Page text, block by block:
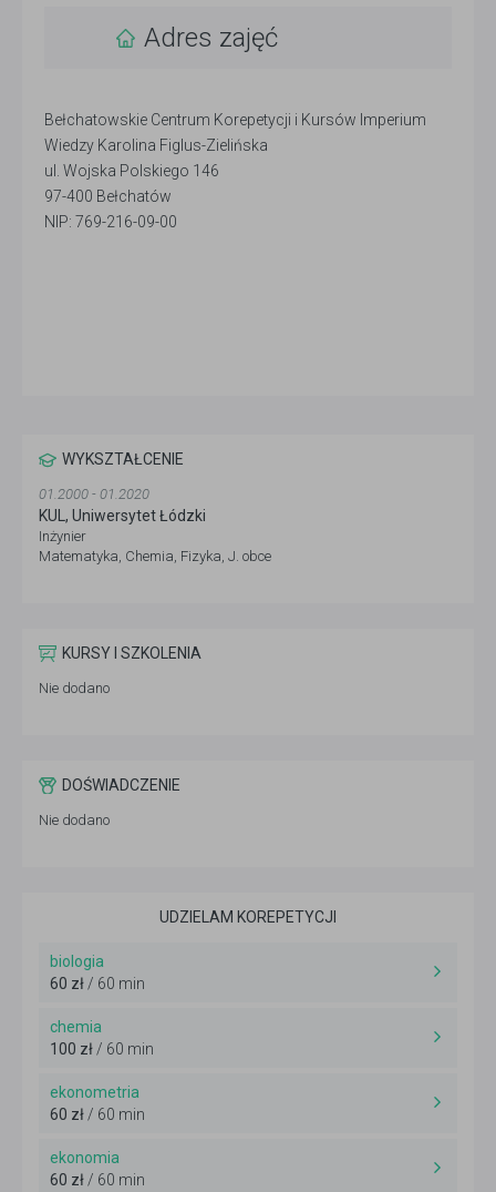
Adres zajęć
Bełchatowskie Centrum Korepetycji i Kursów Imperium
Wiedzy Karolina Figlus-Zielińska
ul. Wojska Polskiego 146
97-400 Bełchatów
NIP: 769-216-09-00
WYKSZTAŁCENIE
01.2000 - 01.2020
KUL, Uniwersytet Łódzki
Inżynier
Matematyka, Chemia, Fizyka, J. obce
KURSY I SZKOLENIA
Nie dodano
DOŚWIADCZENIE
Nie dodano
UDZIELAM KOREPETYCJI
biologia
60 zł/ 60 min
chemia
100 zł/ 60 min
ekonometria
60 zł/ 60 min
ekonomia
60 zł/ 60 min